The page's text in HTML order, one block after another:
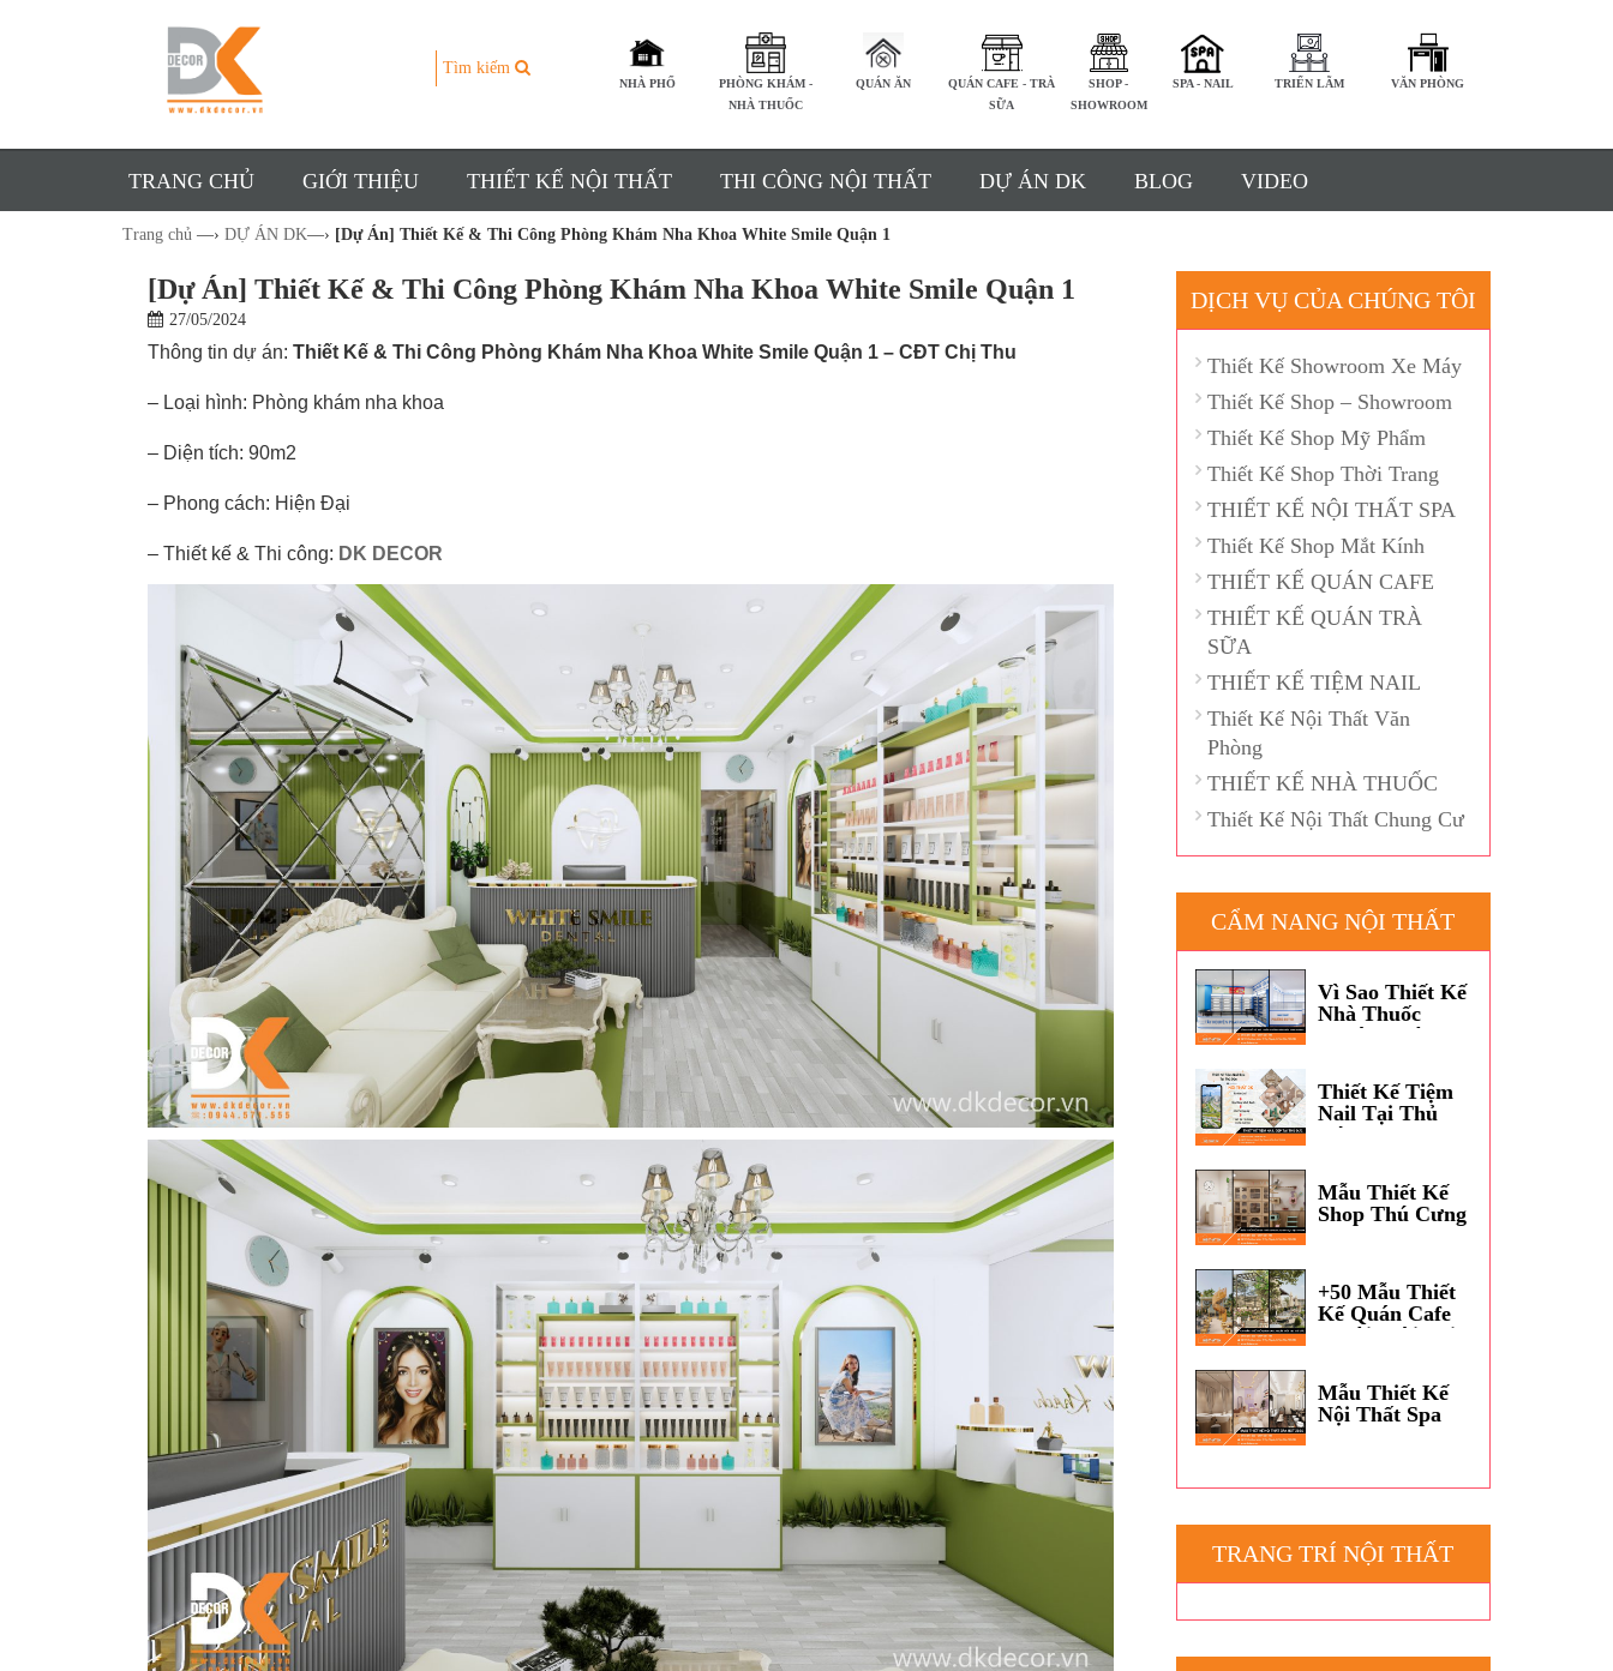
Tìm kiếm
NHÀ PHỐ
PHÒNG KHÁM -
NHÀ THUỐC
QUÁN ĂN
QUÁN CAFE - TRÀ
SỮA
SHOP -
SHOWROOM
SPA - NAIL TRIỂN LÃM VĂN PHÒNG
TRANG CHỦ GIỚI THIỆU THIẾT KẾ NỘI THẤT THI CÔNG NỘI THẤT DỰ ÁN DK BLOG VIDEO
Trang chủ —› DỰ ÁN DK—› [Dự Án] Thiết Kế & Thi Công Phòng Khám Nha Khoa White Smile Quận 1
[Dự Án] Thiết Kế & Thi Công Phòng Khám Nha Khoa White Smile Quận 1
27/05/2024
Thông tin dự án:Thiết Kế & Thi Công Phòng Khám Nha Khoa White Smile Quận 1 – CĐT Chị Thu
– Loại hình: Phòng khám nha khoa
– Diện tích: 90m2
– Phong cách: Hiện Đại
– Thiết kế & Thi công: DK DECOR
DỊCH VỤ CỦA CHÚNG TÔI
Thiết Kế Showroom Xe Máy
Thiết Kế Shop – Showroom
Thiết Kế Shop Mỹ Phẩm
Thiết Kế Shop Thời Trang
THIẾT KẾ NỘI THẤT SPA
Thiết Kế Shop Mắt Kính
THIẾT KẾ QUÁN CAFE
THIẾT KẾ QUÁN TRÀ
SỮA
THIẾT KẾ TIỆM NAIL
Thiết Kế Nội Thất Văn
Phòng
THIẾT KẾ NHÀ THUỐC
Thiết Kế Nội Thất Chung Cư
CẨM NANG NỘI THẤT
Vì Sao Thiết Kế
Nhà Thuốc
Thường Dùng
Dương?
Thiết Kế Tiệm
Nail Tại Thủ
Đức
Mẫu Thiết Kế
Shop Thú Cưng
+50 Mẫu Thiết
Kế Quán Cafe
Ngoài Trời Tại
Mẫu Thiết Kế
Nội Thất Spa
TRANG TRÍ NỘI THẤT